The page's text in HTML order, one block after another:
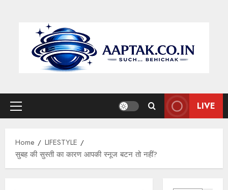
Primary
LIVE
Home
LIFESTYLE
सुबह की सुस्ती का कारण आपकी स्नूज बटन तो नहीं?